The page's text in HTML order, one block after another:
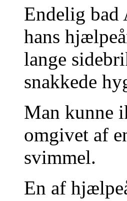
Endelig bad
hans
lange
snakkede
Man kunne
omgivet af
svimmel.
En af